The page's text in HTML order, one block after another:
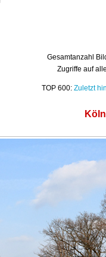
Gesamtanzahl
Zugriffe auf
TOP 600:Zuletzt